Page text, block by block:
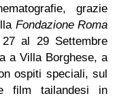
grazie
Fondazione Roma
al 29 Settembre
a Villa Borghese, a
ospiti speciali, sul
film tailandesi in